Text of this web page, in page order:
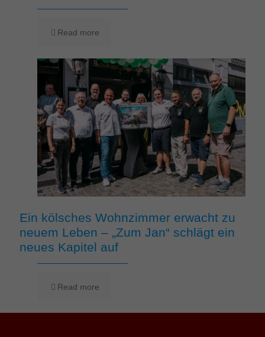
Read more
Ein kölsches Wohnzimmer erwacht zu
neuem Leben – „Zum Jan“ schlägt ein
neues Kapitel auf
Read more